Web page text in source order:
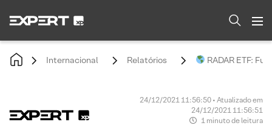
Internacional Relatórios RADAR ETF:
24/12/2021 11:56:50 • Atualizado em
24/12/2021 11:56:51
1 minuto de leitura